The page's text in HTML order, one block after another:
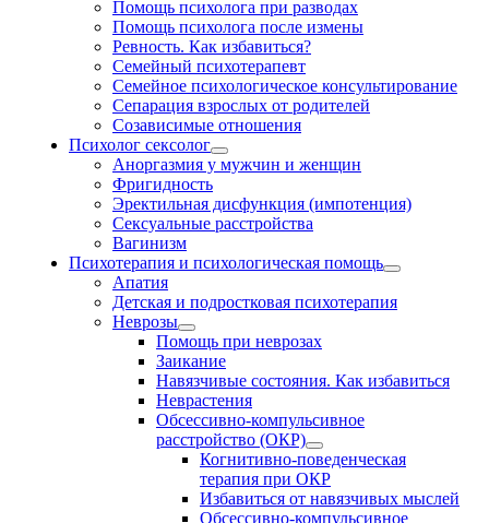
Помощь психолога при разводах
Помощь психолога после измены
Ревность. Как избавиться?
Семейный психотерапевт
Семейное психологическое консультирование
Сепарация взрослых от родителей
Созависимые отношения
Психолог сексолог
Аноргазмия у мужчин и женщин
Фригидность
Эректильная дисфункция (импотенция)
Сексуальные расстройства
Вагинизм
Психотерапия и психологическая помощь
Апатия
Детская и подростковая психотерапия
Неврозы
Помощь при неврозах
Заикание
Навязчивые состояния. Как избавиться
Неврастения
Обсессивно-компульсивное
расстройство (ОКР)
Когнитивно-поведенческая
терапия при ОКР
Избавиться от навязчивых мыслей
Обсессивно-компульсивное